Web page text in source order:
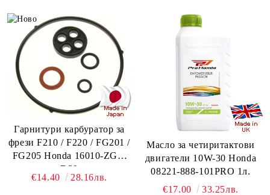
Гарнитури карбуратор за
фрези F210 / F220 / FG201 /
FG205 Honda 16010-ZG1-
D20
€14.40
28.16лв.
Масло за четиритактови
двигатели 10W-30 Honda
08221-888-101PRO 1л.
€17.00
33.25лв.